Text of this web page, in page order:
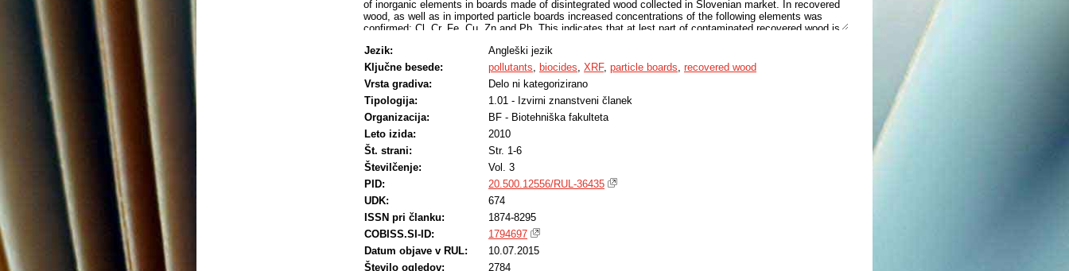
of inorganic elements in boards made of disintegrated wood collected in Slovenian market. In recovered
wood, as well as in imported particle boards increased concentrations of the following elements was
confirmed: Cl, Cr, Fe, Cu, Zn and Pb. This indicates that at lest part of contaminated recovered wood is
Jezik:
Angleški jezik
Ključne besede:
pollutants, biocides, XRF, particle boards, recovered wood
Vrsta gradiva:
Delo ni kategorizirano
Tipologija:
1.01 - Izvirni znanstveni članek
Organizacija:
BF - Biotehniška fakulteta
Leto izida:
2010
Št. strani:
Str. 1-6
Številčenje:
Vol. 3
PID:
20.500.12556/RUL-36435
UDK:
674
ISSN pri članku:
1874-8295
COBISS.SI-ID:
1794697
Datum objave v RUL:
10.07.2015
Število ogledov:
2784